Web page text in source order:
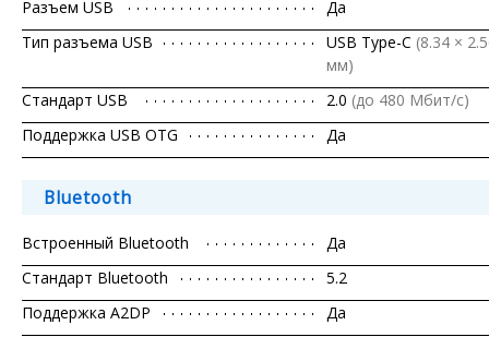
Разъем USB
Да
Тип разъема USB
USB Type-C (8.34 ×
мм)
Стандарт USB
2.0 (до 480 Мбит/с)
Поддержка USB OTG
Да
Bluetooth
Встроенный Bluetooth
Да
Стандарт Bluetooth
5.2
Поддержка A2DP
Да